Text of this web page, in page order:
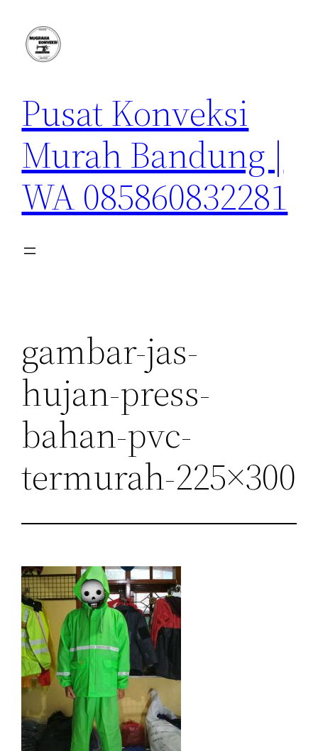
konten
Pusat Konveksi
Murah Bandung |
WA 085860832281
gambar-jas-
hujan-press-
bahan-pvc-
termurah-225×300